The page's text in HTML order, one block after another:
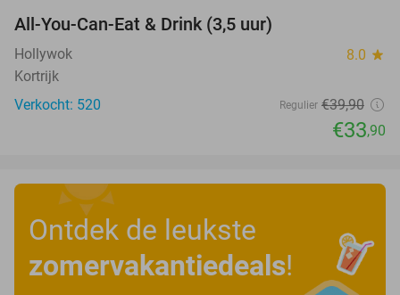
All-You-Can-Eat & Drink (3,5 uur)
Hollywok 8.0 star
Kortrijk
Verkocht: 520
Regulier €39,90
€33,90
Ontdek de leukste
zomervakantiedeals!